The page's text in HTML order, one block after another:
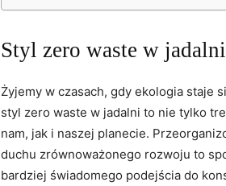
Styl zero waste w
Żyjemy w czasach, gdy ekologia staje
styl zero waste w jadalni to nie tylko
nam, jak i naszej planecie.
duchu zrównoważonego rozwoju to
bardziej świadomego podejścia do